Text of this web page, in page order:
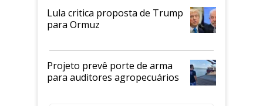
Lula critica proposta de Trump
para Ormuz
Projeto prevê porte de arma
para auditores agropecuários